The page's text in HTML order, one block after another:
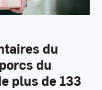
du
du
plus de 133